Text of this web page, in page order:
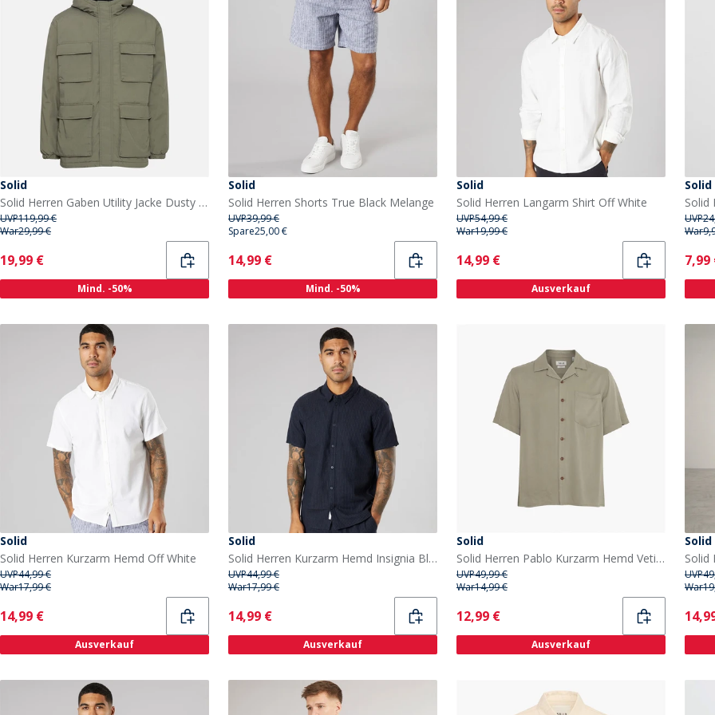
Solid
Solid Herren Gaben Utility Jacke Dusty Olive
UVP119,99 €
War29,99 €
Current
19,99 €
Mind. -50%
Solid
Solid Herren Shorts True Black Melange
UVP39,99 €
Spare25,00 €
Current
14,99 €
Mind. -50%
Solid
Solid Herren Langarm Shirt Off White
UVP54,99 €
War19,99 €
Current
14,99 €
Ausverkauf
Solid
Solid
UVP
War
7,99
Solid
Solid Herren Kurzarm Hemd Off White
UVP44,99 €
War17,99 €
Current
14,99 €
Ausverkauf
Solid
Solid Herren Kurzarm Hemd Insignia Blue
UVP44,99 €
War17,99 €
Current
14,99 €
Ausverkauf
Solid
Solid Herren Pablo Kurzarm Hemd Vetiver
UVP49,99 €
War14,99 €
Current
12,99 €
Ausverkauf
Solid
UVP
War